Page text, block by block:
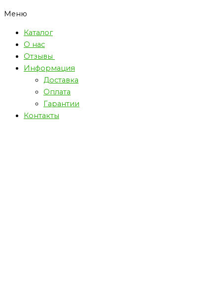
Меню
Каталог
О нас
Отзывы
Информация
Доставка
Оплата
Гарантии
Контакты